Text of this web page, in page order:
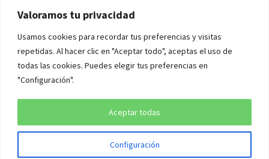
Valoramos tu privacidad
Usamos cookies para recordar tus preferencias y visitas
repetidas. Al hacer clic en "Aceptar todo", aceptas el uso de
todas las cookies. Puedes elegir tus preferencias en
"Configuración".
Configuración
Aceptar todas
AVISO LEGAL Y POLÍTICAS
Aviso legal
Política de cookies